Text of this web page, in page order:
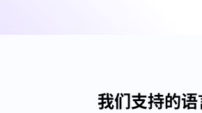
我们支持的语